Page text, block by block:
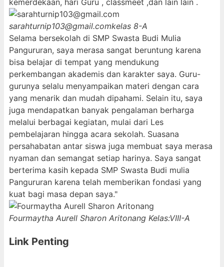
kemerdekaan, hari Guru , classmeet ,dan lain lain .
sarahturnip103@gmail.comkelas 8-A
Selama bersekolah di SMP Swasta Budi Mulia
Pangururan, saya merasa sangat beruntung karena
bisa belajar di tempat yang mendukung
perkembangan akademis dan karakter saya. Guru-
gurunya selalu menyampaikan materi dengan cara
yang menarik dan mudah dipahami. Selain itu, saya
juga mendapatkan banyak pengalaman berharga
melalui berbagai kegiatan, mulai dari Les
pembelajaran hingga acara sekolah. Suasana
persahabatan antar siswa juga membuat saya merasa
nyaman dan semangat setiap harinya. Saya sangat
berterima kasih kepada SMP Swasta Budi mulia
Pangururan karena telah memberikan fondasi yang
kuat bagi masa depan saya."
Fourmaytha Aurell Sharon Aritonang Kelas:VIII-A
Link Penting